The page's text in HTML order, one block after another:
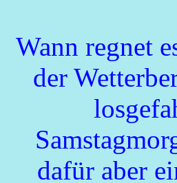
Wann regnet
der
dafür aber